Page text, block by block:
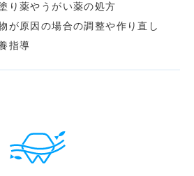
り薬やうがい薬の処方
が原因の場合の調整や作り直し
指導